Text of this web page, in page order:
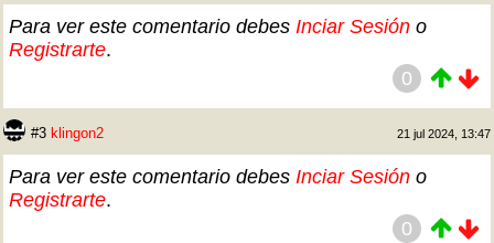
Para ver este comentario debes Inciar Sesión o
Registrarte.
0
#3 klingon2 21 jul 2024, 13:47
Para ver este comentario debes Inciar Sesión o
Registrarte.
0